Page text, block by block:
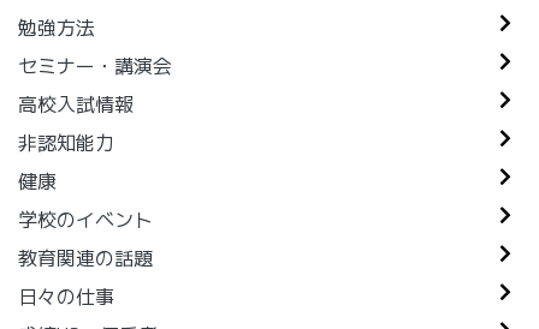
勉強方法
セミナー・講演会
高校入試情報
非認知能力
健康
学校のイベント
教育関連の話題
日々の仕事